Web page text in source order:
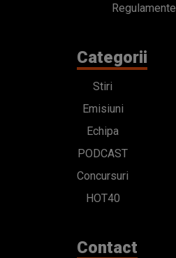
Regulamente
Categorii
Stiri
Emisiuni
Echipa
PODCAST
Concursuri
HOT40
Contact